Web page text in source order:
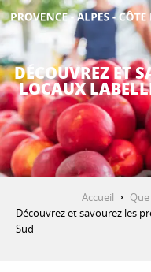
Aller
au
contenu
principal
DÉCOUVRIR
QUE FAIRE ?
SÉJOURNER
DÉCOUVREZ ET
LOCAUX
Accueil
Découvrez et savourez les
Sud